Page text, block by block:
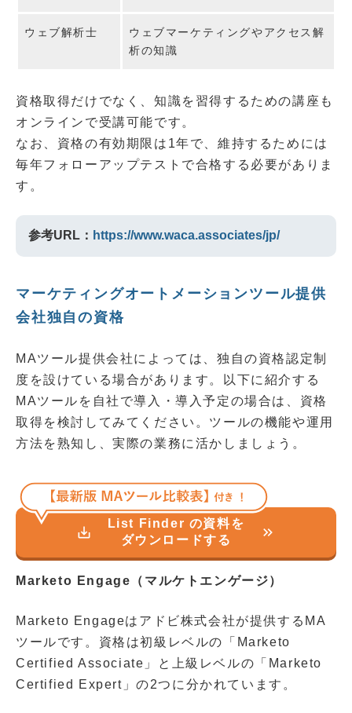
ウェブ解析士
ウェブマーケティングやアクセス解
析の知識
資格取得だけでなく、知識を習得するための講座も
オンラインで受講可能です。
なお、資格の有効期限は1年で、維持するためには
毎年フォローアップテストで合格する必要がありま
す。
参考URL： https://www.waca.associates/jp/
マーケティングオートメーションツール提供
会社独自の資格
MAツール提供会社によっては、独自の資格認定制
度を設けている場合があります。以下に紹介する
MAツールを自社で導入・導入予定の場合は、資格
取得を検討してみてください。ツールの機能や運用
方法を熟知し、実際の業務に活かしましょう。
save_alt
List Finder の資料を
ダウンロードする
keyboard_double_arrow_right
Marketo Engage（マルケトエンゲージ）
Marketo Engageはアドビ株式会社が提供するMA
ツールです。資格は初級レベルの「Marketo
Certified Associate」と上級レベルの「Marketo
Certified Expert」の2つに分かれています。